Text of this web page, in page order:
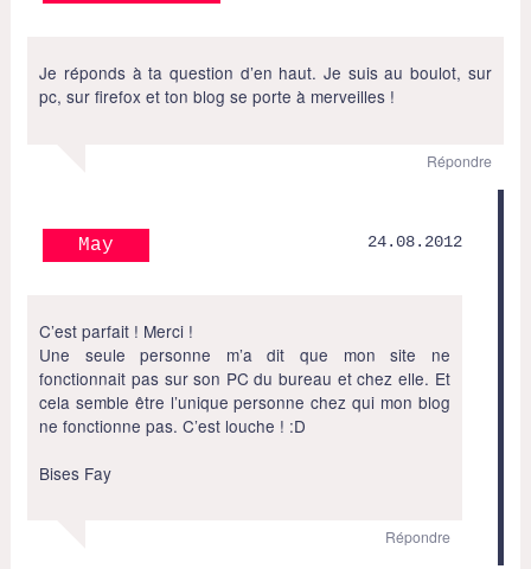
Je réponds à ta question d’en haut. Je suis au boulot, sur
pc, sur firefox et ton blog se porte à merveilles !
Répondre
May 24.08.2012
C’est parfait ! Merci !
Une seule personne m’a dit que mon site ne
fonctionnait pas sur son PC du bureau et chez elle. Et
cela semble être l’unique personne chez qui mon blog
ne fonctionne pas. C’est louche ! :D
Bises Fay
Répondre